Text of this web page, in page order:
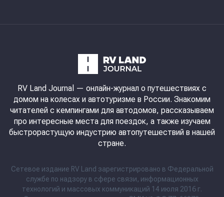
RV Land Journal — онлайн-журнал о путешествиях с
домом на колесах и автотуризме в России. Знакомим
читателей с кемпингами для автодомов, рассказываем
про интересные места для поездок, а также изучаем
быстрорастущую индустрию автопутешествий в нашей
стране.
Сетевое издание RV Land зарегистрировано в Федеральной
службе по надзору в сфере связи, информационных
технологий и массовых коммуникаций 14 июля 2016 г.